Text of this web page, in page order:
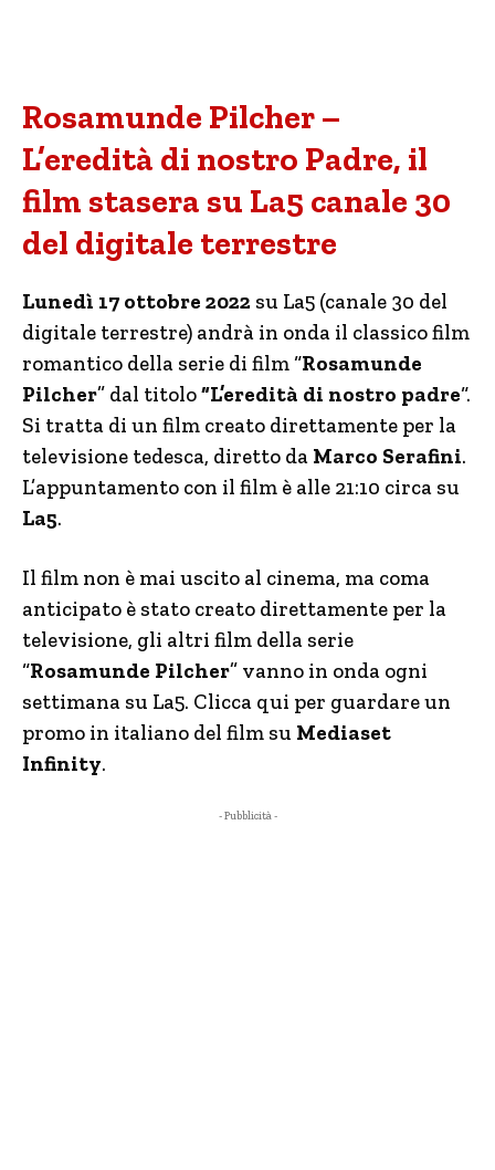
Rosamunde Pilcher –
L’eredità di nostro Padre, il
film stasera su La5 canale 30
del digitale terrestre
Lunedì 17 ottobre 2022 su La5 (canale 30 del
digitale terrestre) andrà in onda il classico film
romantico della serie di film “Rosamunde
Pilcher” dal titolo“L’eredità di nostro padre“.
Si tratta di un film creato direttamente per la
televisione tedesca, diretto da Marco Serafini.
L’appuntamento con il film è alle 21:10 circa su
La5.
Il film non è mai uscito al cinema, ma coma
anticipato è stato creato direttamente per la
televisione, gli altri film della serie
“Rosamunde Pilcher” vanno in onda ogni
settimana su La5. Clicca qui per guardare un
promo in italiano del film su Mediaset
Infinity.
- Pubblicità -